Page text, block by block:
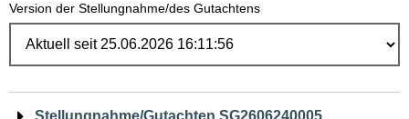
Version der Stellungnahme/des Gutachtens
Navigation
Stellungnahme/Gutachten SG2606240005